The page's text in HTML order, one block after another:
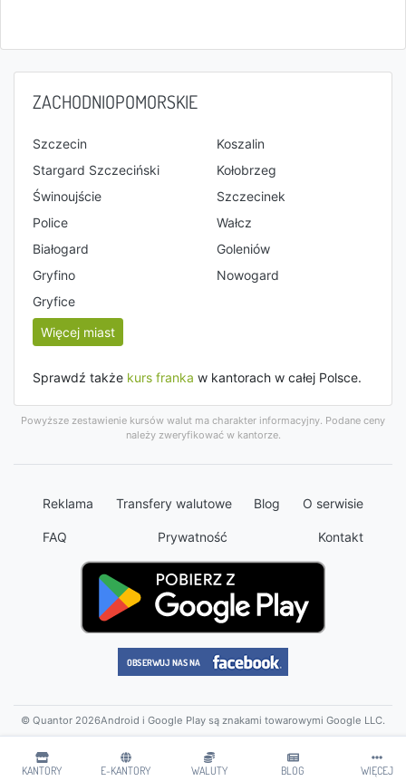
KANTORY E-KANTORY WALUTY BLOG WIĘCEJ
ZACHODNIOPOMORSKIE
Szczecin
Koszalin
Stargard Szczeciński
Kołobrzeg
Świnoujście
Szczecinek
Police
Wałcz
Białogard
Goleniów
Gryfino
Nowogard
Gryfice
Więcej miast
Sprawdź także kurs franka w kantorach w całej Polsce.
Powyższe zestawienie kursów walut ma charakter informacyjny. Podane ceny
należy zweryfikować w kantorze.
Reklama Transfery walutowe Blog O serwisie
FAQ Prywatność Kontakt
© Quantor 2026Android i Google Play są znakami towarowymi Google LLC.